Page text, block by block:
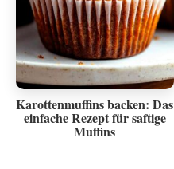
Karottenmuffins backen: Das
einfache Rezept für saftige
Muffins